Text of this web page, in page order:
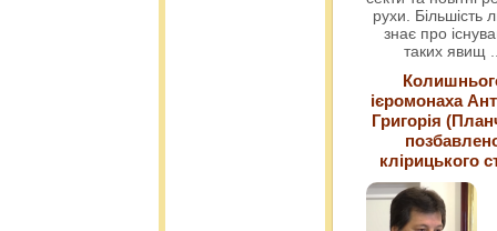
рухи. Більшість
знає про
таких явищ
ієромонаха
Григорія
клірицького